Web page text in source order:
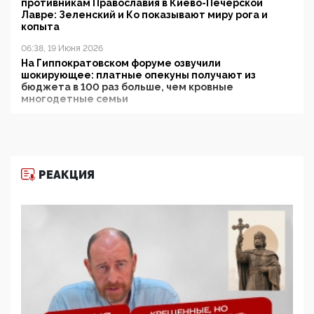
противникам Православия в Киево-Печерской
Лавре: Зеленский и Ко показывают миру рога и
копыта
06:38, 19 Июня 2026
На Гиппократовском форуме озвучили
шокирующее: платные опекуны получают из
бюджета в 100 раз больше, чем кровные
многодетные семьи
11:53, 09 Июня 2026
деятельность ИИТО ЮНЕСКО в России, но
цифроглобалисты продолжают определять
повестку в образовании
09:43, 01 Июня 2026
5G за счет здоровья граждан: Минцифры намерено
отобрать у регионов и муниципалитетов право
защищать жилые дома и социальные объекты от
РЕАКЦИЯ